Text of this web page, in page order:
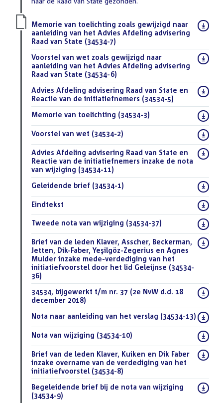
Download
bestand:
Memorie van toelichting zoals gewijzigd naar
aanleiding van het Advies Afdeling advisering
Raad van State (34534-7)
Download
bestand:
Voorstel van wet zoals gewijzigd naar
aanleiding van het Advies Afdeling advisering
Raad van State (34534-6)
Download
bestand:
Advies Afdeling advisering Raad van State en
Reactie van de initiatiefnemers (34534-5)
Download
bestand:
Memorie van toelichting (34534-3)
Download
Voorstel van wet (34534-2)
Download
bestand:
Advies Afdeling advisering Raad van State en
Reactie van de initiatiefnemers inzake de nota
van wijziging (34534-11)
Download
Geleidende brief (34534-1)
Download
bestand:
Eindtekst
Download
bestand:
Tweede nota van wijziging (34534-37)
Download
bestand:
Brief van de leden Klaver, Asscher, Beckerman,
Jetten, Dik-Faber, Yeşilgöz-Zegerius en Agnes
Mulder inzake mede-verdediging van het
initiatiefvoorstel door het lid Geleijnse (34534-
36)
Download
bestand:
34534, bijgewerkt t/m nr. 37 (2e NvW d.d. 18
december 2018)
Download
Nota naar aanleiding van het verslag (34534-13) (PDF)
Download
Nota van wijziging (34534-10)
Download
bestand:
Brief van de leden Klaver, Kuiken en Dik Faber
inzake overname van de verdediging van het
initiatiefvoorstel (34534-8)
Download
bestand:
Begeleidende brief bij de nota van wijziging
(34534-9)